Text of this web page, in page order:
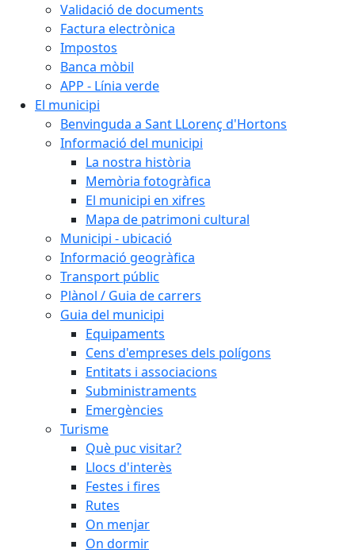
Validació de documents
Factura electrònica
Impostos
Banca mòbil
APP - Línia verde
El municipi
Benvinguda a Sant LLorenç d'Hortons
Informació del municipi
La nostra història
Memòria fotogràfica
El municipi en xifres
Mapa de patrimoni cultural
Municipi - ubicació
Informació geogràfica
Transport públic
Plànol / Guia de carrers
Guia del municipi
Equipaments
Cens d'empreses dels polígons
Entitats i associacions
Subministraments
Emergències
Turisme
Què puc visitar?
Llocs d'interès
Festes i fires
Rutes
On menjar
On dormir